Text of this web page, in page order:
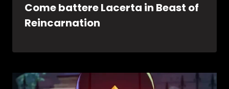
Come battere Lacerta in Beast of
Reincarnation